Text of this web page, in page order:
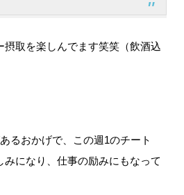
摂取を楽しんでます笑笑（飲酒込
るおかげで、この週1のチート
みになり、仕事の励みにもなって